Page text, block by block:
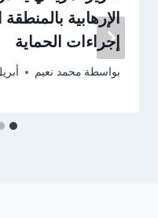
الإرهابية
إجراءات الحماية
بواسطة محمد نعيم أبريل